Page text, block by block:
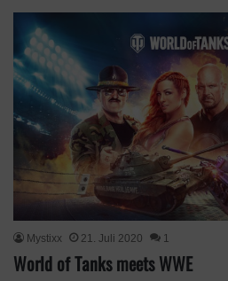
Mystixx 21. Juli 2020 1
World of Tanks meets WWE